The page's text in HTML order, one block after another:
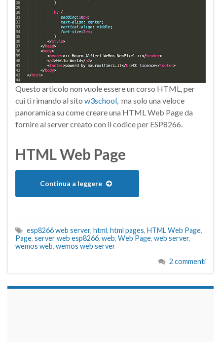
Questo articolo non vuole essere un corso HTML, per
cui ti rimando al sito w3school, ma solo una veloce
panoramica su come creare una HTML Web Page da
fornire al server creato con il codice per ESP8266.
HTML Web Page
Continua a leggere
esp8266 web server, html, html pages, HTML Web Page,
Page, server web esp8266, web, Web Page, web server,
wemos web, wemos web server
2 commenti